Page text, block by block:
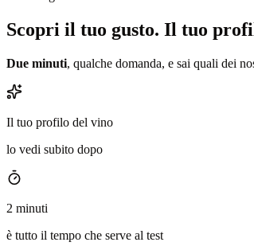
Scopri il tuo gusto. Il tuo
Due minuti, qualche domanda, e sai quali dei
Il tuo profilo del vino
lo vedi subito dopo
2 minuti
è tutto il tempo che serve al test